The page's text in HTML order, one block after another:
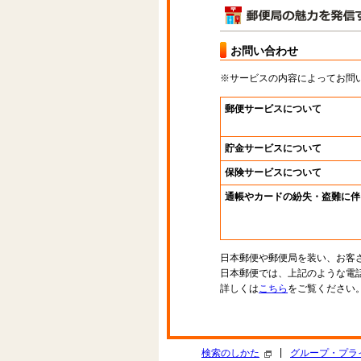
お問い合わせ
※サービスの内容によってお問
郵便サービスについて
貯金サービスについて
保険サービスについて
通帳やカードの紛失・盗難に
日本郵便や郵便局を装い、お
日本郵便では、上記のような
詳しくはこちら をご覧ください
検索のしかた グループ・プ